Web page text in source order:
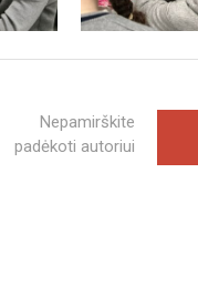
Nepamirškite
padėkoti autoriui